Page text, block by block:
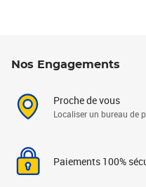
Nos Engagements
Proche de vous
Localiser un bureau de
Paiements 100%